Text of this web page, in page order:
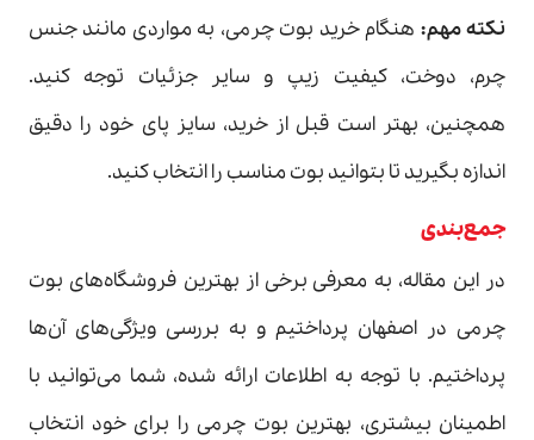
نکته مهم: هنگام خرید بوت چرمی، به مواردی مانند جنس
چرم، دوخت، کیفیت زیپ و سایر جزئیات توجه کنید.
همچنین، بهتر است قبل از خرید، سایز پای خود را دقیق
اندازه بگیرید تا بتوانید بوت مناسب را انتخاب کنید.
جمع‌بندی
در این مقاله، به معرفی برخی از بهترین فروشگاه‌های بوت
چرمی در اصفهان پرداختیم و به بررسی ویژگی‌های آن‌ها
پرداختیم. با توجه به اطلاعات ارائه شده، شما می‌توانید با
اطمینان بیشتری، بهترین بوت چرمی را برای خود انتخاب